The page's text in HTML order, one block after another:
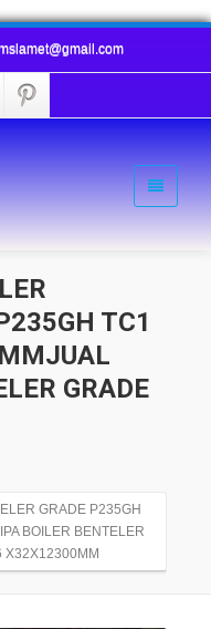
TC1
GRADE
GRADE P235GH
BOILER BENTELER
X32X12300MM